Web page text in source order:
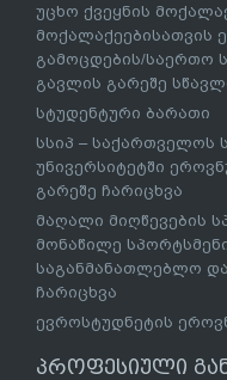
უცხო ქვეყნის
მოქალაქეებისათვის
გამოცდების/საერთო
გავლის გარეშე
სტუდენტური ბარათი
სსიპ – საქართველოს
უნივერსიტეტში
გარეშე ჩარიცხვა
მაღალი მიღწევების
მონაწილე
საგანმანათლებლო
ჩარიცხვა
ევროსტუდნეტის
პროფესიული